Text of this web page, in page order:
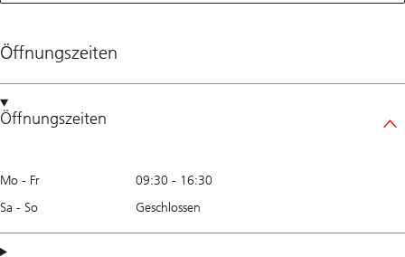
Öffnungszeiten
Öffnungszeiten
Mo - Fr 09:30 - 16:30
Sa - So
Geschlossen